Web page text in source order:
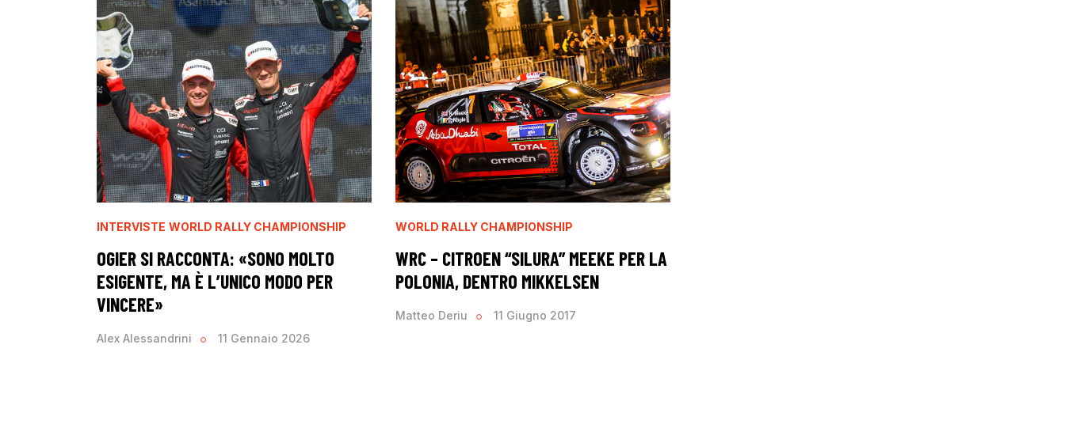
INTERVISTE WORLD RALLY CHAMPIONSHIP
OGIER SI RACCONTA: «SONO MOLTO
ESIGENTE, MA È L’UNICO MODO PER
VINCERE»
Alex Alessandrini 11 Gennaio 2026
WORLD RALLY CHAMPIONSHIP
WRC – CITROEN “SILURA” MEEKE PER LA
POLONIA, DENTRO MIKKELSEN
Matteo Deriu 11 Giugno 2017